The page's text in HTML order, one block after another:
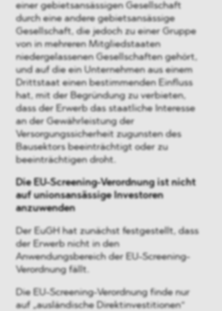
einer gebietsansässigen Gesellschaft
durch eine andere gebietsansässige
Gesellschaft, die jedoch zu einer Gruppe
von in mehreren Mitgliedstaaten
niedergelassenen Gesellschaften gehört,
und auf die ein Unternehmen aus einem
Drittstaat einen bestimmenden Einfluss
hat, mit der Begründung zu verbieten,
dass der Erwerb das staatliche Interesse
an der Gewährleistung der
Versorgungssicherheit zugunsten des
Bausektors beeinträchtigt oder zu
beeinträchtigen droht.
Die EU-Screening-Verordnung ist nicht
auf unionsansässige Investoren
anzuwenden
Der EuGH hat zunächst festgestellt, dass
der Erwerb nicht in den
Anwendungsbereich der EU-Screening-
Verordnung fällt.
Die EU-Screening-Verordnung finde nur
auf „ausländische Direktinvestitionen“